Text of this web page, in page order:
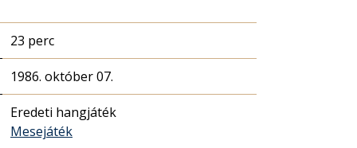
23 perc
1986. október 07.
Eredeti hangjáték
Mesejáték